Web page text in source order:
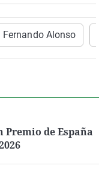
Fernando Alonso
de España